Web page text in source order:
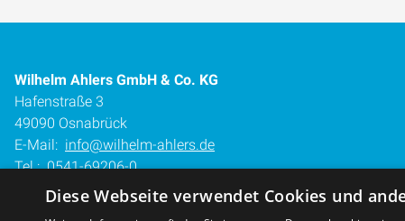
Wilhelm Ahlers GmbH & Co. KG
Hafenstraße 3
49090 Osnabrück
E-Mail: info@wilhelm-ahlers.de
Tel.: 0541-69206-0
Impressum
Diese Webseite verwendet Cookies und